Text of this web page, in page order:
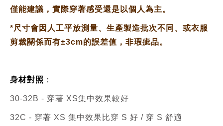
僅能建議，實際穿著感受還是以個人為主。
*尺寸會因人工平放測量、生產製造批次不同、或衣服
剪裁關係而有±3cm的誤差值，非瑕疵品。
身材對照 ：
30-32B - 穿著 XS集中效果較好
32C - 穿著 XS 集中效果比穿 S 好 / 穿 S 舒適